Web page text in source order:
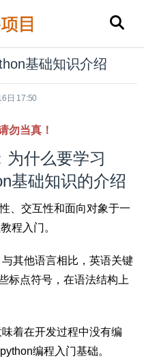
基础知识介绍
日 17:50
勿当真！
为什么要学习
基础知识的介绍
、交互性和面向对象于一
入门。
其他语言相比，英语关键
标点符号，在语法结构上
着在开发过程中没有编
编程入门基础 。